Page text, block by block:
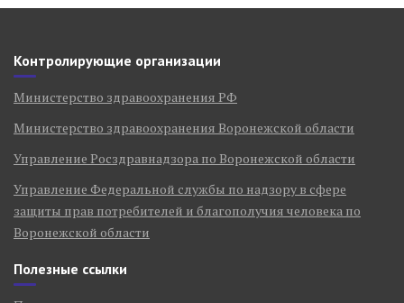
Контролирующие организации
Министерство здравоохранения РФ
Министерство здравоохранения Воронежской области
Управление Росздравнадзора по Воронежской области
Управление Федеральной службы по надзору в сфере
защиты прав потребителей и благополучия человека по
Воронежской области
Полезные ссылки